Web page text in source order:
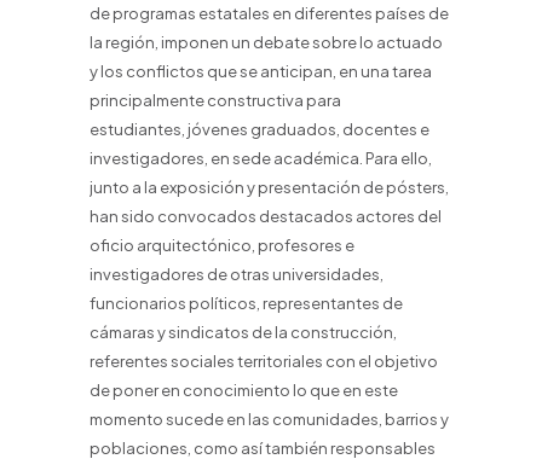
de programas estatales en diferentes países de
la región, imponen un debate sobre lo actuado
y los conflictos que se anticipan, en una tarea
principalmente constructiva para
estudiantes, jóvenes graduados, docentes e
investigadores, en sede académica. Para ello,
junto a la exposición y presentación de pósters,
han sido convocados destacados actores del
oficio arquitectónico, profesores e
investigadores de otras universidades,
funcionarios políticos, representantes de
cámaras y sindicatos de la construcción,
referentes sociales territoriales con el objetivo
de poner en conocimiento lo que en este
momento sucede en las comunidades, barrios y
poblaciones, como así también responsables